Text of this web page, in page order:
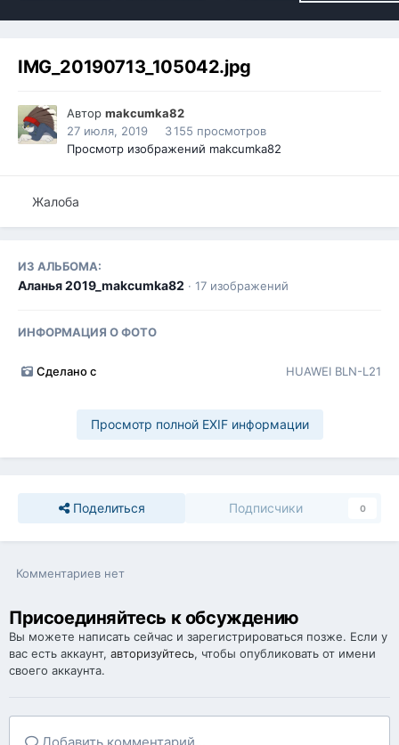
IMG_20190713_105042.jpg
Автор makcumka82
27 июля, 2019
3 155 просмотров
Просмотр изображений makcumka82
Жалоба
ИЗ АЛЬБОМА:
Аланья 2019_makcumka82 · 17 изображений
ИНФОРМАЦИЯ О ФОТО
Сделано с HUAWEI BLN-L21
Просмотр полной EXIF информации
Поделиться Подписчики 0
Комментариев нет
Присоединяйтесь к обсуждению
Вы можете написать сейчас и зарегистрироваться позже. Если у
вас есть аккаунт, авторизуйтесь, чтобы опубликовать от имени
своего аккаунта.